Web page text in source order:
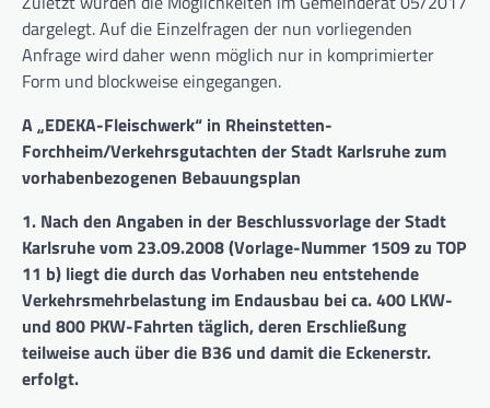
dargelegt. Auf die Einzelfragen der nun vorliegenden
Anfrage wird daher wenn möglich nur in komprimierter
Form und blockweise eingegangen.
A „EDEKA-Fleischwerk“ in Rheinstetten-
Forchheim/Verkehrsgutachten der Stadt Karlsruhe zum
vorhabenbezogenen Bebauungsplan
1. Nach den Angaben in der Beschlussvorlage der Stadt
Karlsruhe vom 23.09.2008 (Vorlage-Nummer 1509 zu TOP
11 b) liegt die durch das Vorhaben neu entstehende
Verkehrsmehrbelastung im Endausbau bei ca. 400 LKW-
und 800 PKW-Fahrten täglich, deren Erschließung
teilweise auch über die B36 und damit die Eckenerstr.
erfolgt.